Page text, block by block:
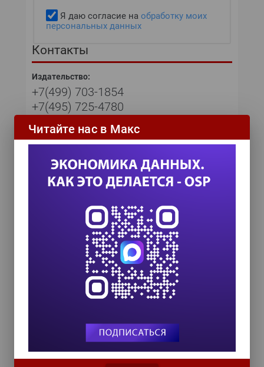
Я даю согласие на обработку моих
персональных данных
Контакты
Издательство:
+7(499) 703-1854
+7(495) 725-4780
Отдел маркетинга:
+7(499) 703-1854
Отдел рекламы:
+7 (495) 725-4780
Кодекс чести
О републикации
Журналы издательства
Читайте нас в Макс